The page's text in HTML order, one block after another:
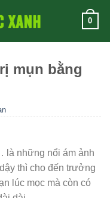
0
mụn bằng
là những nổi ám ảnh
thì cho đến trưởng
lúc mọc mà còn có